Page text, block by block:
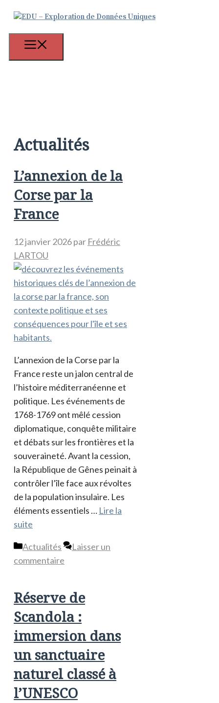
Aller
contenu
Actualités
L’annexion de la
Corse par la
France
12 janvier 2026par Frédéric
LARTOU
L’annexion de la Corse par la
France reste un jalon central de
l’histoire méditerranéenne et
politique. Les événements de
1768-1769 ont mêlé cession
diplomatique, conquête militaire
et débats sur les frontières et la
souveraineté. Avant la cession,
la République de Gênes peinait à
contrôler l’île face aux révoltes
de la population insulaire. Les
éléments essentiels … Lire la
suite
Catégories
Actualités
Laisser un
commentaire
Réserve de
Scandola :
immersion dans
un sanctuaire
naturel classé à
l’UNESCO